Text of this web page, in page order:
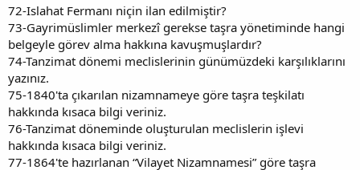
72-Islahat Fermanı niçin ilan edilmiştir?
73-Gayrimüslimler merkezî gerekse taşra yönetiminde hangi
belgeyle görev alma hakkına kavuşmuşlardır?
74-Tanzimat dönemi meclislerinin günümüzdeki karşılıklarını
yazınız.
75-1840'ta çıkarılan nizamnameye göre taşra teşkilatı
hakkında kısaca bilgi veriniz.
76-Tanzimat döneminde oluşturulan meclislerin işlevi
hakkında kısaca bilgi veriniz.
77-1864'te hazırlanan “Vilayet Nizamnamesi” göre taşra